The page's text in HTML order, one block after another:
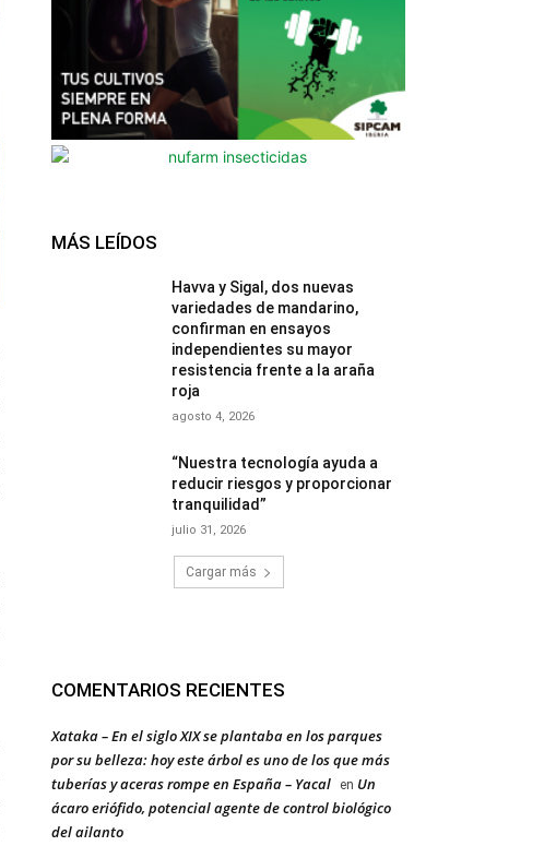
MÁS LEÍDOS
Havva y Sigal, dos nuevas
variedades de mandarino,
confirman en ensayos
independientes su mayor
resistencia frente a la araña
roja
agosto 4, 2026
“Nuestra tecnología ayuda a
reducir riesgos y proporcionar
tranquilidad”
julio 31, 2026
Cargar más
COMENTARIOS RECIENTES
Xataka – En el siglo XIX se plantaba en los parques
por su belleza: hoy este árbol es uno de los que más
tuberías y aceras rompe en España – Yacal
en Un
ácaro eriófido, potencial agente de control biológico
del ailanto